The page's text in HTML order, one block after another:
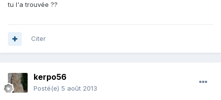
tu l'a trouvée ??
Citer
kerpo56
Posté(e) 5 août 2013